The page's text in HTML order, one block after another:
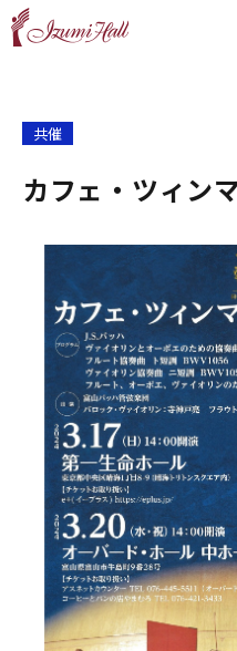
共催
カフェ・ツィン